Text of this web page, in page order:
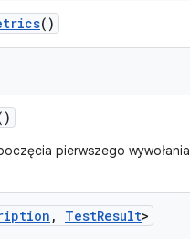
()
pierwszego wywołania
, TestResult>